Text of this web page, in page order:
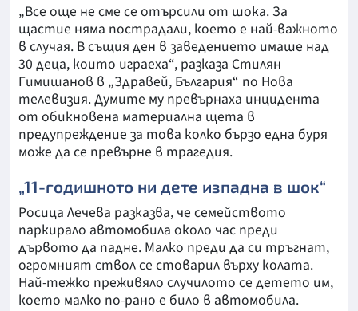
„Все още не сме се отърсили от шока. За
щастие няма пострадали, което е най-важното
в случая. В същия ден в заведението имаше над
30 деца, които играеха“, разказа Стилян
Гимишанов в „Здравей, България“ по Нова
телевизия. Думите му превърнаха инцидента
от обикновена материална щета в
предупреждение за това колко бързо една буря
може да се превърне в трагедия.
„11-годишното ни дете изпадна в шок“
Росица Лечева разказва, че семейството
паркирало автомобила около час преди
дървото да падне. Малко преди да си тръгнат,
огромният ствол се стоварил върху колата.
Най-тежко преживяло случилото се детето им,
което малко по-рано е било в автомобила.